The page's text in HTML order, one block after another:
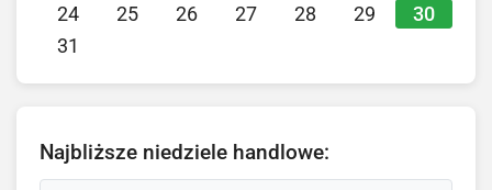
24
25 26 27 28 29 30
31
Najbliższe niedziele handlowe: